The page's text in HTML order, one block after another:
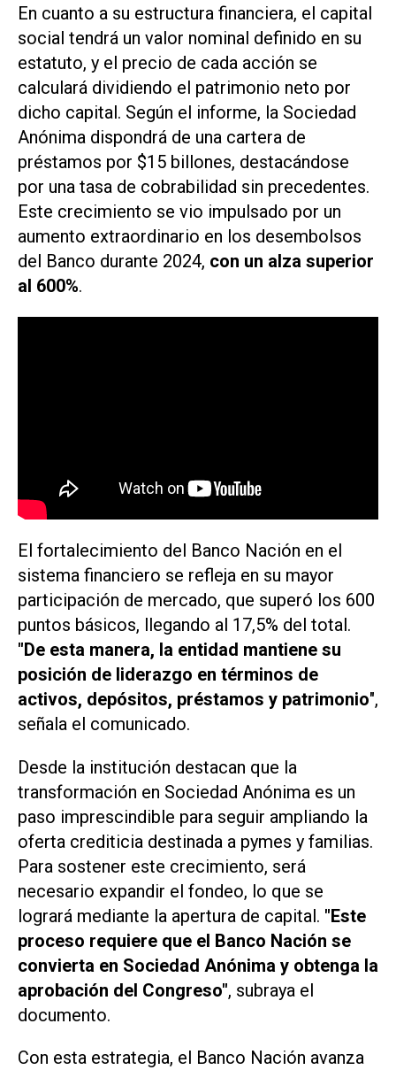
En cuanto a su estructura financiera, el capital
social tendrá un valor nominal definido en su
estatuto, y el precio de cada acción se
calculará dividiendo el patrimonio neto por
dicho capital. Según el informe, la Sociedad
Anónima dispondrá de una cartera de
préstamos por $15 billones, destacándose
por una tasa de cobrabilidad sin precedentes.
Este crecimiento se vio impulsado por un
aumento extraordinario en los desembolsos
del Banco durante 2024, con un alza superior
al 600%.
El fortalecimiento del Banco Nación en el
sistema financiero se refleja en su mayor
participación de mercado, que superó los 600
puntos básicos, llegando al 17,5% del total.
"De esta manera, la entidad mantiene su
posición de liderazgo en términos de
activos, depósitos, préstamos y patrimonio",
señala el comunicado.
Desde la institución destacan que la
transformación en Sociedad Anónima es un
paso imprescindible para seguir ampliando la
oferta crediticia destinada a pymes y familias.
Para sostener este crecimiento, será
necesario expandir el fondeo, lo que se
logrará mediante la apertura de capital. "Este
proceso requiere que el Banco Nación se
convierta en Sociedad Anónima y obtenga la
aprobación del Congreso", subraya el
documento.
Con esta estrategia, el Banco Nación avanza